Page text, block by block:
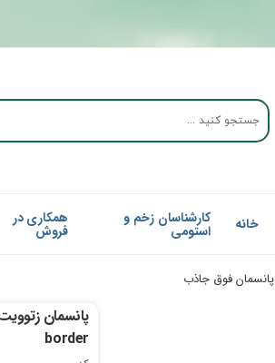
خانه کارشناسان زخم و
استومی
همکاری در
فروش
پانسمان فوق جاذب
border